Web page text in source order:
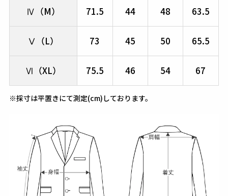
Ⅳ（M） 71.5 44 48 63.5
Ⅴ（L） 73 45 50 65.5
Ⅵ（XL） 75.5 46 54 67
※採寸は平置きにて測定(cm)しております。